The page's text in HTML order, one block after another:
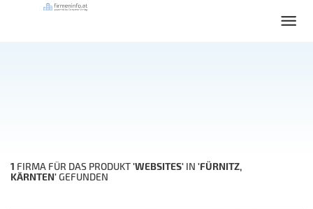
1 FIRMA FÜR DAS PRODUKT'WEBSITES' IN 'FÜRNITZ,
KÄRNTEN'GEFUNDEN